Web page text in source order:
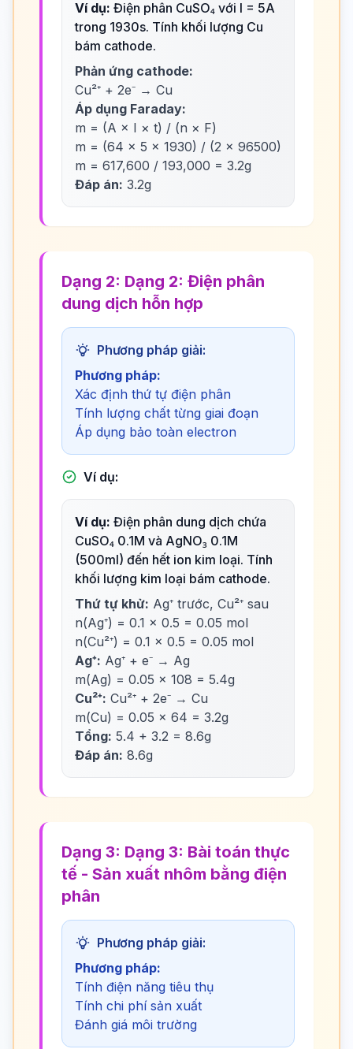
Ví dụ: Điện phân CuSO₄ với I = 5A
trong 1930s. Tính khối lượng Cu
bám cathode.
Phản ứng cathode:
Cu²⁺ + 2e⁻ → Cu
Áp dụng Faraday:
m = (A × I × t) / (n × F)
m = (64 × 5 × 1930) / (2 × 96500)
m = 617,600 / 193,000 = 3.2g
Đáp án: 3.2g
Dạng 2: Dạng 2: Điện phân
dung dịch hỗn hợp
Phương pháp giải:
Phương pháp:
Xác định thứ tự điện phân
Tính lượng chất từng giai đoạn
Áp dụng bảo toàn electron
Ví dụ:
Ví dụ: Điện phân dung dịch chứa
CuSO₄ 0.1M và AgNO₃ 0.1M
(500ml) đến hết ion kim loại. Tính
khối lượng kim loại bám cathode.
Thứ tự khử: Ag⁺ trước, Cu²⁺ sau
n(Ag⁺) = 0.1 × 0.5 = 0.05 mol
n(Cu²⁺) = 0.1 × 0.5 = 0.05 mol
Ag⁺: Ag⁺ + e⁻ → Ag
m(Ag) = 0.05 × 108 = 5.4g
Cu²⁺: Cu²⁺ + 2e⁻ → Cu
m(Cu) = 0.05 × 64 = 3.2g
Tổng: 5.4 + 3.2 = 8.6g
Đáp án: 8.6g
Dạng 3: Dạng 3: Bài toán thực
tế - Sản xuất nhôm bằng điện
phân
Phương pháp giải:
Phương pháp:
Tính điện năng tiêu thụ
Tính chi phí sản xuất
Đánh giá môi trường